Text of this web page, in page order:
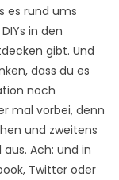
es rund ums
in den
gibt. Und
dass du es
noch
mal vorbei, denn
und zweitens
Ach: und in
Twitter oder